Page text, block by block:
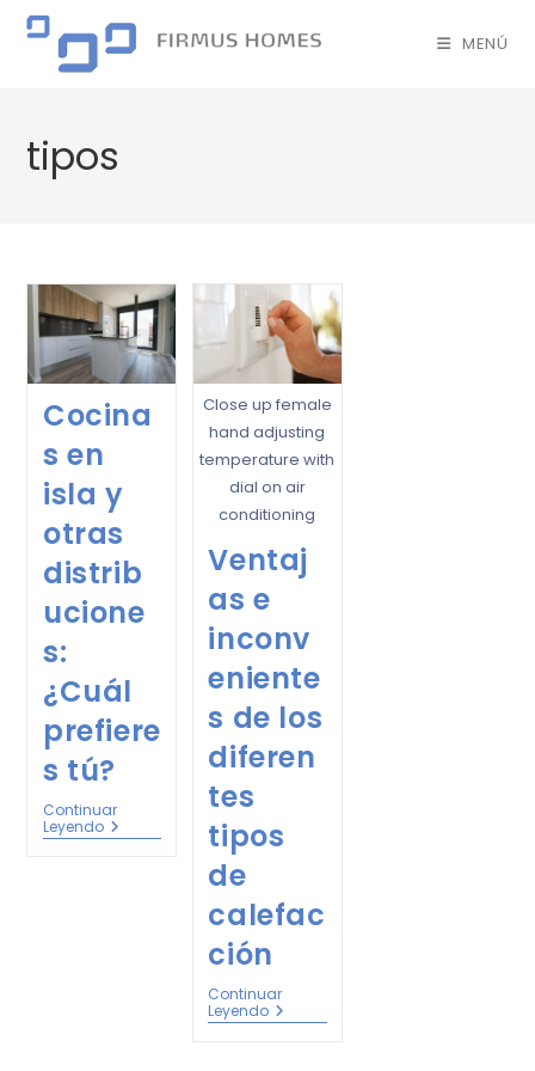
MENÚ
tipos
Cocina
s en
isla y
otras
distrib
ucione
s:
¿Cuál
prefiere
s tú?
Continuar
Leyendo
Close up female
hand adjusting
temperature with
dial on air
conditioning
Ventaj
as e
inconv
eniente
s de los
diferen
tes
tipos
de
calefac
ción
Continuar
Leyendo